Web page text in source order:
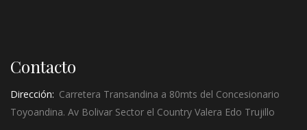
Contacto
Dirección: Carretera Transandina a 80mts del Concesionario
Toyoandina. Av Bolivar Sector el Country Valera Edo Trujillo